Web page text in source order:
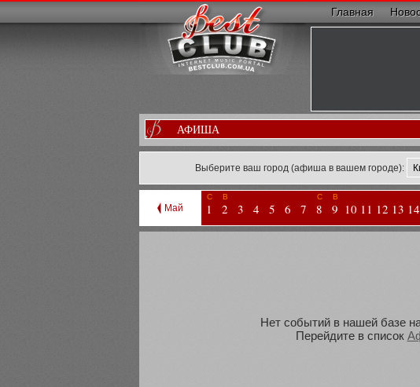
Главная
АФИША
Выберите ваш город (афиша в вашем городе):
Май
С
1
В
2 3 4 5 6 7
С
8
В
9 10 11 12 13 14
Нет событий в нашей базе
Перейдите в список